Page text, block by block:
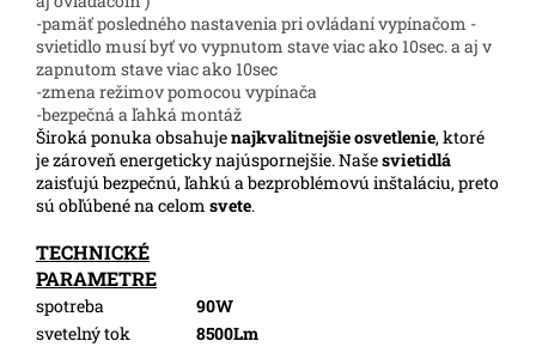
-pamäť posledného nastavenia pri ovládaní vypínačom -
svietidlo musí byť vo vypnutom stave viac ako 10sec. a aj v
zapnutom stave viac ako 10sec
-zmena režimov pomocou vypínača
-bezpečná a ľahká montáž
Široká ponuka obsahujenajkvalitnejšie osvetlenie, ktoré
je zároveň energeticky najúspornejšie. Našesvietidlá
zaisťujú bezpečnú, ľahkú a bezproblémovú inštaláciu, preto
sú obľúbené na celom svete.
TECHNICKÉ
PARAMETRE
spotreba
90W
svetelný tok
8500Lm